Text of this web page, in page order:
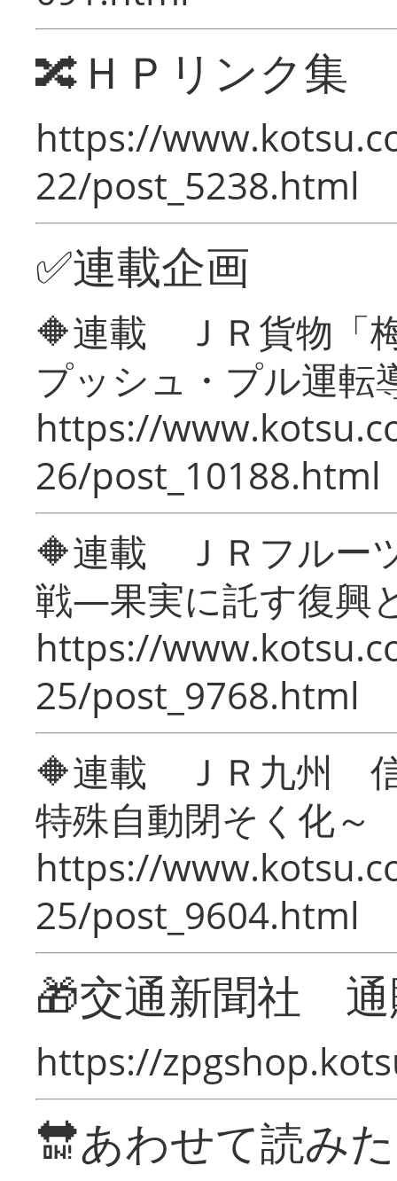
🔀ＨＰリンク集
https://
22/post_5238.html
✅連載企画
🔶連載 ＪＲ貨物「
プッシュ・プル運転
https://
26/post_10188.html
🔶連載 ＪＲフルー
戦―果実に託す復興
https://
25/post_9768.html
🔶連載 ＪＲ九州 信
特殊自動閉そく化～
https://
25/post_9604.html
🎁交通新聞社
https://
🔛あわせて読み